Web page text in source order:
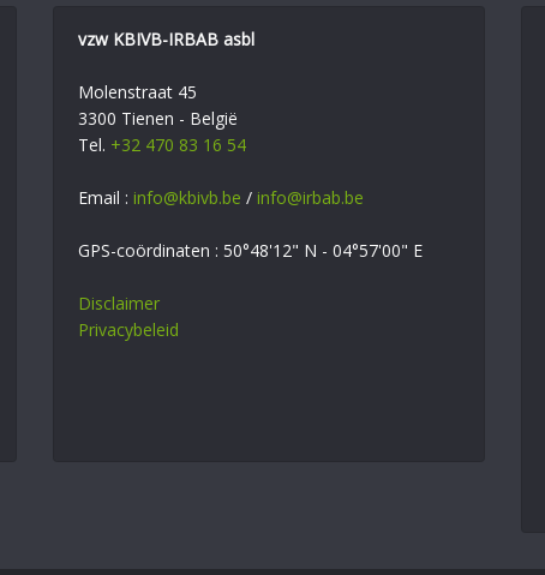
vzw KBIVB-IRBAB asbl
Molenstraat 45
3300 Tienen - België
Tel. +32 470 83 16 54
Email : info@kbivb.be / info@irbab.be
GPS-coördinaten : 50°48'12" N - 04°57'00" E
Disclaimer
Privacybeleid